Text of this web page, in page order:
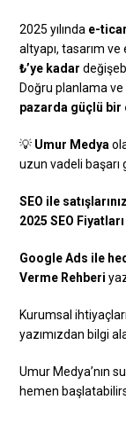
2025 yılında e-
altyapı, tasarım
₺’ye kadar
Doğru planlama
pazarda güçlü bir
💡 Umur Medya
uzun vadeli
SEO ile
2025 SEO Fiyatları
Google Ads ile
Verme Rehberi
Kurumsal
yazımızdan bilgi
Umur Medya’nın
hemen